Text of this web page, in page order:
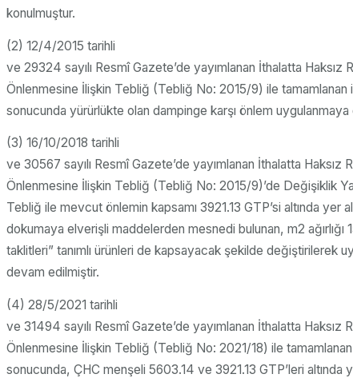
konulmuştur.
(2) 12/4/2015 tarihli
ve 29324 sayılı Resmî Gazete’de yayımlanan İthalatta Haksız
Önlenmesine İlişkin Tebliğ (Tebliğ No: 2015/9) ile tamamlanan
sonucunda yürürlükte olan dampinge karşı önlem
(3) 16/10/2018 tarihli
ve 30567 sayılı Resmî Gazete’de yayımlanan İthalatta Haksız
Önlenmesine İlişkin Tebliğ (Tebliğ No: 2015/9)’de Değişiklik
Tebliğ ile mevcut önlemin kapsamı 3921.13 GTP’si altında yer
dokumaya elverişli maddelerden mesnedi bulunan, m2 ağırlığı
taklitleri” tanımlı ürünleri de kapsayacak şekilde değiştirilerek
devam edilmiştir.
(4) 28/5/2021 tarihli
ve 31494 sayılı Resmî Gazete’de yayımlanan İthalatta Haksız
Önlenmesine İlişkin Tebliğ (Tebliğ No: 2021/18) ile
sonucunda, ÇHC menşeli 5603.14 ve 3921.13 GTP’leri altında